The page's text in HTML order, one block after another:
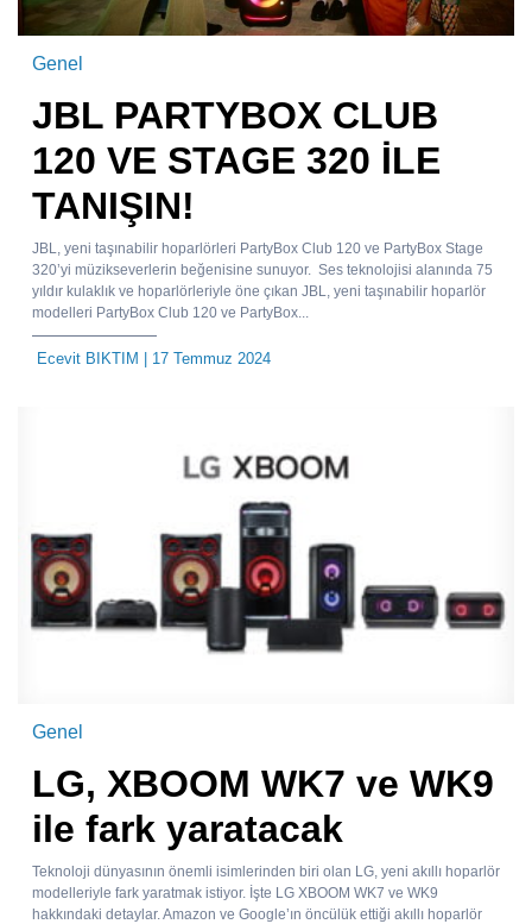
Genel
JBL PARTYBOX CLUB
120 VE STAGE 320 İLE
TANIŞIN!
JBL, yeni taşınabilir hoparlörleri PartyBox Club 120 ve PartyBox Stage
320’yi müzikseverlerin beğenisine sunuyor. Ses teknolojisi alanında 75
yıldır kulaklık ve hoparlörleriyle öne çıkan JBL, yeni taşınabilir hoparlör
modelleri PartyBox Club 120 ve PartyBox...
Ecevit BIKTIM | 17 Temmuz 2024
Genel
LG, XBOOM WK7 ve WK9
ile fark yaratacak
Teknoloji dünyasının önemli isimlerinden biri olan LG, yeni akıllı hoparlör
modelleriyle fark yaratmak istiyor. İşte LG XBOOM WK7 ve WK9
hakkındaki detaylar. Amazon ve Google’ın öncülük ettiği akıllı hoparlör